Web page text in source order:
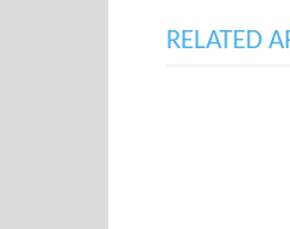
RELATED